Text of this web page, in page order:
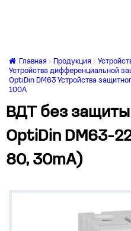
Главная Продукция
Устройства дифференциальной
OptiDin DM63 Устройства
100А
ВДТ без защиты
OptiDin DM63-
80, 30mA)